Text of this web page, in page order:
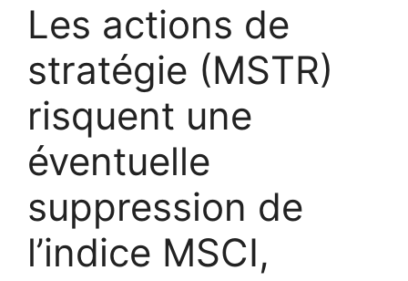
Les actions de
stratégie (MSTR)
risquent une
éventuelle
suppression de
l’indice MSCI,